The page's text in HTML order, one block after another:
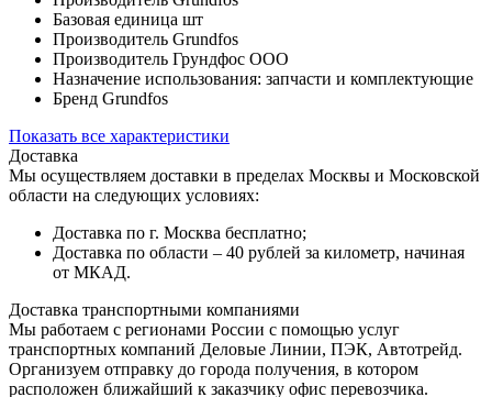
Базовая единица шт
Производитель Grundfos
Производитель Грундфос ООО
Назначение использования: запчасти и комплектующие
Бренд Grundfos
Показать все характеристики
Доставка
Мы осуществляем доставки в пределах Москвы и Московской
области на следующих условиях:
Доставка по г. Москва бесплатно;
Доставка по области – 40 рублей за километр, начиная
от МКАД.
Доставка транспортными компаниями
Мы работаем с регионами России с помощью услуг
транспортных компаний Деловые Линии, ПЭК, Автотрейд.
Организуем отправку до города получения, в котором
расположен ближайший к заказчику офис перевозчика.